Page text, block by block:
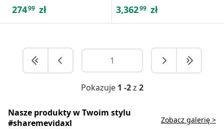
27499 zł 3,36299 zł
Pokazuje 1 -2z 2
Nasze produkty w Twoim stylu
#sharemevidaxl
Zobacz galerię >